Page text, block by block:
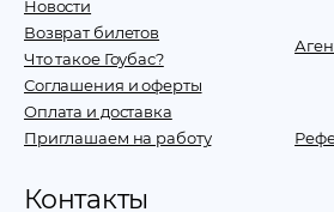
Новости
Возврат билетов
Что такое Гоубас?
Соглашения и оферты
Оплата и доставка
Приглашаем на работу
Контакты